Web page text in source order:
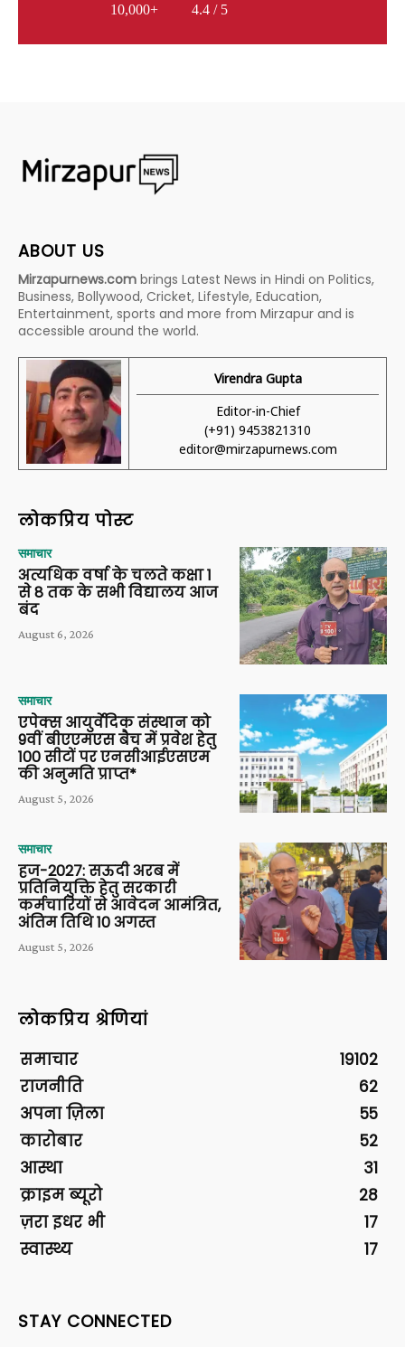
10,000+
4.4 / 5
ABOUT US
Mirzapurnews.com brings Latest News in Hindi on Politics,
Business, Bollywood, Cricket, Lifestyle, Education,
Entertainment, sports and more from Mirzapur and is
accessible around the world.
Virendra Gupta
Editor-in-Chief
(+91) 9453821310
editor@mirzapurnews.com
लोकप्रिय पोस्ट
समाचार
अत्यधिक वर्षा के चलते कक्षा 1
से 8 तक के सभी विद्यालय आज
बंद
August 6, 2026
समाचार
एपेक्स आयुर्वेदिक संस्थान को
9वीं बीएएमएस बैच में प्रवेश हेतु
100 सीटों पर एनसीआईएसएम
की अनुमति प्राप्त*
August 5, 2026
समाचार
हज-2027: सऊदी अरब में
प्रतिनियुक्ति हेतु सरकारी
कर्मचारियों से आवेदन आमंत्रित,
अंतिम तिथि 10 अगस्त
August 5, 2026
लोकप्रिय श्रेणियां
समाचार
19102
राजनीति
62
अपना ज़िला
55
कारोबार
52
आस्था
31
क्राइम ब्यूरो
28
ज़रा इधर भी
17
स्वास्थ्य
17
STAY CONNECTED